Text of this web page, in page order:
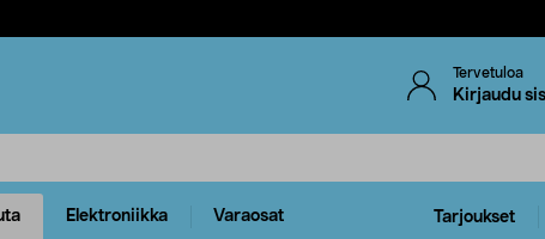
Tervetuloa
Kirjaudu
Elektroniikka Varaosat Tarjoukset